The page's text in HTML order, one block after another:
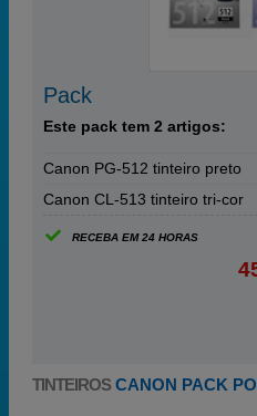
Pack
Este pack tem 2 artigos:
Canon PG-512 tinteiro preto
Canon CL-513 tinteiro tri-cor
RECEBA EM 24 HORAS
TINTEIROS CANON PACK